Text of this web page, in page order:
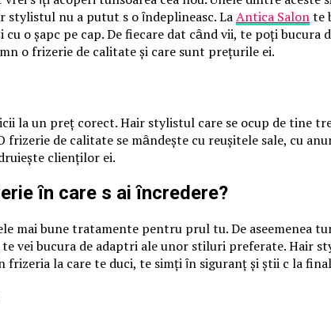
nu a putut sӑ o ȋndeplineascӑ. LaAntica Salonte
o șapcӑ pe cap. De fiecare datӑ cȃnd vii, te poți
o frizerie de calitate și care sunt prețurile ei.
la un preț corect. Hair stylistul care se ocupӑ de tine
de calitate se mȃndește cu reușitele sale, cu
clienților ei.
ȋn care sӑ ai ȋncredere?
mai bune tratamente pentru pӑrul tӑu. De aseemenea
vei bucura de adaptӑri ale unor stiluri preferate. Hair
la care te duci, te simți ȋn siguranțӑ și știi cӑ la